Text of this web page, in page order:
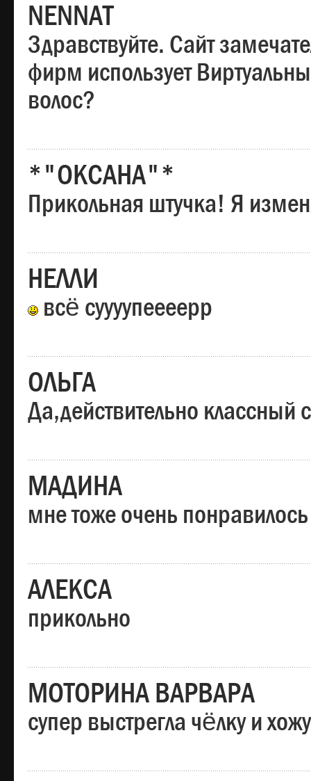
NENNAT
Здравствуйте. Сайт
фирм использует
волос?
*"ОКСАНА"*
Прикольная штучка! Я
НЕЛЛИ
всё суууупеееерр
ОЛЬГА
Да,действительно классный
МАДИНА
мне тоже очень
АЛЕКСА
прикольно
МОТОРИНА ВАРВАРА
супер выстрегла чёлку и